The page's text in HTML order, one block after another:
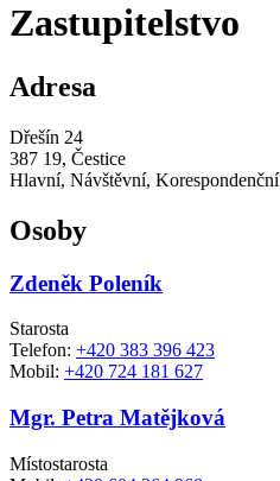
Zastupitelstvo
Adresa
Dřešín 24
387 19, Čestice
Hlavní, Návštěvní, Korespondenční
Osoby
Zdeněk Poleník
Starosta
Telefon: +420 383 396 423
Mobil: +420 724 181 627
Mgr. Petra Matějková
Místostarosta